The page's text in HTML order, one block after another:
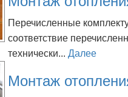
Перечисленные
соответствие
технически... Далее
Монтаж